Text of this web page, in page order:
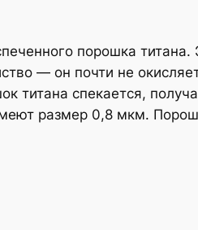
порошка титана.
— он почти не
титана спекается,
размер 0,8 мкм.